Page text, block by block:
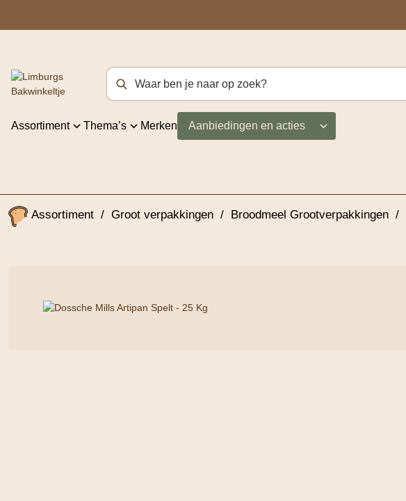
Zoekterm
Assortiment Thema’s Merken Aanbiedingen en acties
Assortiment / Groot verpakkingen / Broodmeel Grootverpakkingen /